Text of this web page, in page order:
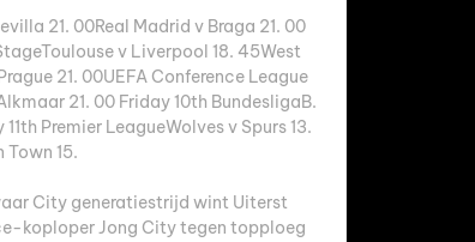
21. 00Real Madrid v Braga 21. 00
v Liverpool 18. 45West
21. 00UEFA Conference League
21. 00 Friday 10th BundesligaB.
Premier LeagueWolves v Spurs 13.
Town 15.
City generatiestrijd wint Uiterst
koploper Jong City tegen topploeg